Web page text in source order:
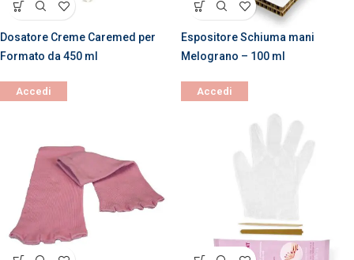
Dosatore Creme Caremed per
Formato da 450 ml
Accedi
Espositore Schiuma mani
Melograno – 100 ml
Accedi